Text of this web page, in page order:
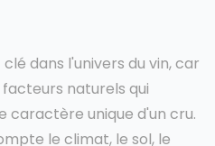
dans l'univers du vin, car
naturels qui
caractère unique d'un cru.
le climat, le sol, le